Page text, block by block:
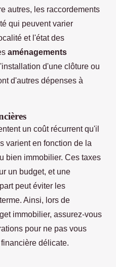
autres, les raccordements
qui peuvent varier
et l'état des
aménagements
d'une clôture ou
d'autres dépenses à
un coût récurrent qu'il
varient en fonction de la
bien immobilier. Ces taxes
un budget, et une
peut éviter les
Ainsi, lors de
immobilier, assurez-vous
pour ne pas vous
délicate.